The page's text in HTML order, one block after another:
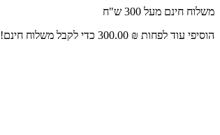
דלג
משלוח חינם מעל 300 ש"ח
הוסיפי עוד לפחות
300.00 ₪ כדי לקבל משלוח חינם!